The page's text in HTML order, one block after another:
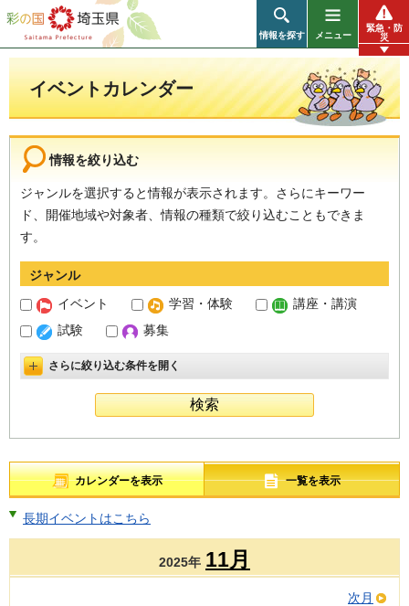
彩の国 埼玉県
情報を探す メニュー
緊急・防
災
イベントカレンダー
情報を絞り込む
ジャンルを選択すると情報が表示されます。さらにキーワー
ド、開催地域や対象者、情報の種類で絞り込むこともできま
す。
ジャンル
イベント
学習・体験
講座・講演
試験
募集
詳細設定を開く
さらに絞り込む条件を開く
カレンダーを表示 一覧を表示
長期イベントはこちら
2025年 11月
次月